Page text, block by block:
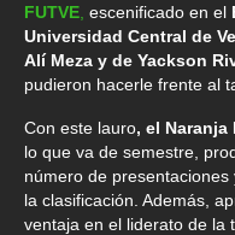
FUTVE escenificado en el
Universidad Central de
Alí Meza y de Yackson
pudieron hacerle frente al
Con este lauro, el Naranja
lo que va de semestre,
número de
la clasificación. Además,
ventaja en el liderato de la